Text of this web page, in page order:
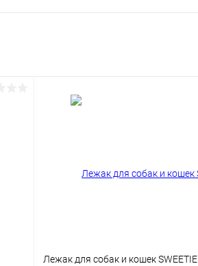
Лежак для собак и кошек SWEETIE